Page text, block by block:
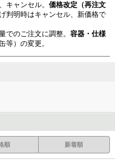
キャンセル。 価格改定（再注文
判明時はキャンセル、新価格で
でのご注文に調整。 容器・仕様
等）の変更。
順 新着順